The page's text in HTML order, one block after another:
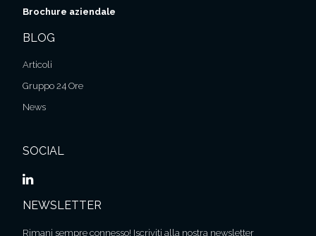
Brochure aziendale
BLOG
Articoli
Gruppo 24 Ore
News
SOCIAL
NEWSLETTER
Rimani sempre connesso! Iscriviti alla nostra newsletter